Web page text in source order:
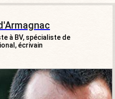
à BV, spécialiste de
écrivain